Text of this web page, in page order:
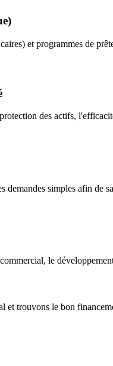
et programmes de
des actifs,
demandes simples afin de
le
et trouvons le bon